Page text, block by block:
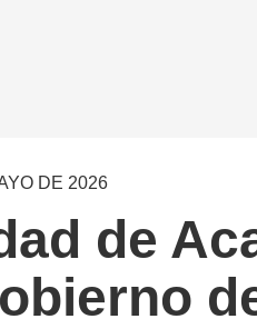
DE 2026
de